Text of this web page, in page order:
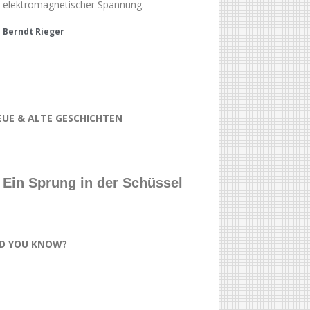
elektromagnetischer Spannung.
Berndt Rieger
& ALTE GESCHICHTEN
Ein Sprung in der Schüssel
YOU KNOW?